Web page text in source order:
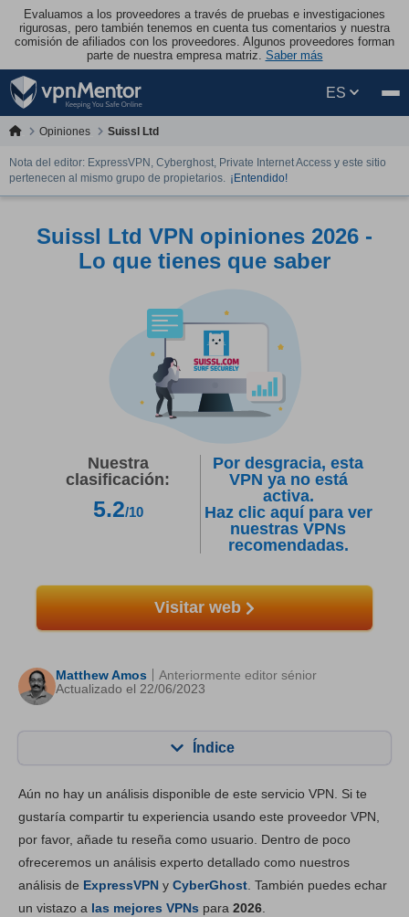
Evaluamos a los proveedores a través de pruebas e investigaciones
rigurosas, pero también tenemos en cuenta tus comentarios y nuestra
comisión de afiliados con los proveedores. Algunos proveedores forman
parte de nuestra empresa matriz. Saber más
ES
Opiniones Suissl Ltd
Nota del editor: ExpressVPN, Cyberghost, Private Internet Access y este sitio
pertenecen al mismo grupo de propietarios. ¡Entendido!
Suissl Ltd VPN opiniones 2026 -
Lo que tienes que saber
Nuestra
clasificación:
5.2/10
Por desgracia, esta
VPN ya no está
activa.
Haz clic aquí para ver
nuestras VPNs
recomendadas.
Visitar web
Matthew Amos
Actualizado el 22/06/2023
Anteriormente editor sénior
Índice
Funciones principales 6.4
Instalación y apps 6.6
Fiabilidad y asistencia 6.4
Aún no hay un análisis disponible de este servicio VPN. Si te
gustaría compartir tu experiencia usando este proveedor VPN,
por favor, añade tu reseña como usuario. Dentro de poco
ofreceremos un análisis experto detallado como nuestros
análisis de ExpressVPN y CyberGhost . También puedes echar
un vistazo a las mejores VPNs para 2026